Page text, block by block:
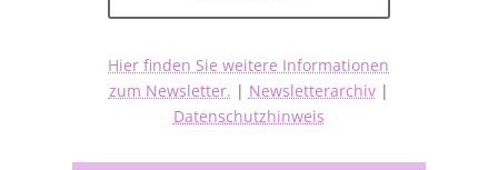
Hier finden Sie weitere Informationen
zum Newsletter. | Newsletterarchiv|
Datenschutzhinweis